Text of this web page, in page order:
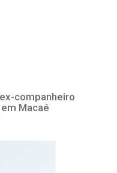
companheiro
Macaé